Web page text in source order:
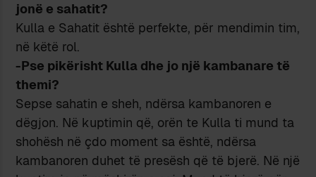
jonë e sahatit?
Kulla e Sahatit është perfekte, për mendimin tim,
në këtë rol.
-Pse pikërisht Kulla dhe jo një kambanare të
themi?
Sepse sahatin e sheh, ndërsa kambanoren e
dëgjon. Në kuptimin që, orën te Kulla ti mund ta
shohësh në çdo moment sa është, ndërsa
kambanoren duhet të presësh që të bjerë. Në një